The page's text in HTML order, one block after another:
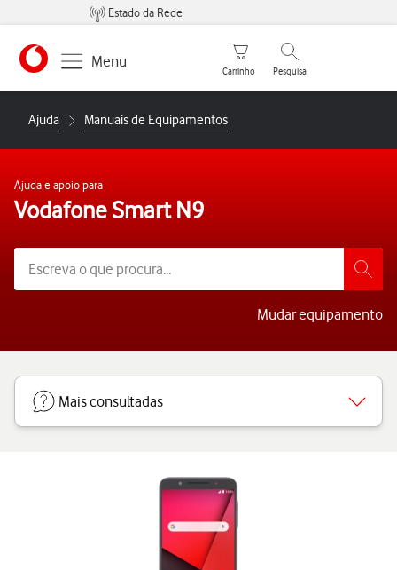
Estado da Rede
https://www.vodafone.pt
Menu
Carrinho de compras
Carrinho
Pesquisar
Pesquisa
Ajuda Manuais de Equipamentos
Ajuda e apoio para
Vodafone Smart N9
Mudar equipamento
Mais consultadas